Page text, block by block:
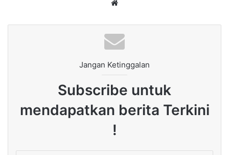
Jangan Ketinggalan
Subscribe untuk
mendapatkan berita Terkini
!